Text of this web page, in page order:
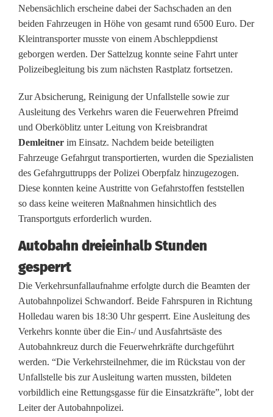
l
a
u
A
9
3
-
P
o
l
i
z
e
i
l
o
b
Nebensächlich erscheine dabei der Sachschaden an den
beiden Fahrzeugen in Höhe von gesamt rund 6500 Euro. Der
Kleintransporter musste von einem Abschleppdienst
geborgen werden. Der Sattelzug konnte seine Fahrt unter
Polizeibegleitung bis zum nächsten Rastplatz fortsetzen.
Zur Absicherung, Reinigung der Unfallstelle sowie zur
Ausleitung des Verkehrs waren die Feuerwehren Pfreimd
und Oberköblitz unter Leitung von Kreisbrandrat
Demleitner im Einsatz. Nachdem beide beteiligten
Fahrzeuge Gefahrgut transportierten, wurden die Spezialisten
des Gefahrguttrupps der Polizei Oberpfalz hinzugezogen.
Diese konnten keine Austritte von Gefahrstoffen feststellen
so dass keine weiteren Maßnahmen hinsichtlich des
Transportguts erforderlich wurden.
Autobahn dreieinhalb Stunden
gesperrt
Die Verkehrsunfallaufnahme erfolgte durch die Beamten der
Autobahnpolizei Schwandorf. Beide Fahrspuren in Richtung
Holledau waren bis 18:30 Uhr gesperrt. Eine Ausleitung des
Verkehrs konnte über die Ein-/ und Ausfahrtsäste des
Autobahnkreuz durch die Feuerwehrkräfte durchgeführt
werden. “Die Verkehrsteilnehmer, die im Rückstau von der
Unfallstelle bis zur Ausleitung warten mussten, bildeten
vorbildlich eine Rettungsgasse für die Einsatzkräfte”, lobt der
Leiter der Autobahnpolizei.